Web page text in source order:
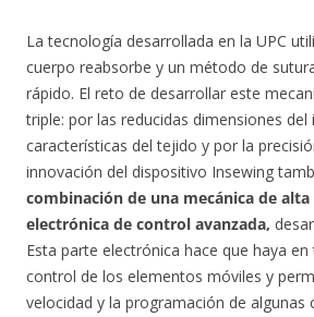
La tecnología desarrollada en la UPC
cuerpo reabsorbe y un método de
rápido. El reto de desarrollar este
triple: por las reducidas dimensiones
características del tejido y por la
innovación del dispositivo Insewing
combinación de una mecánica de
electrónica de control avanzada,
Esta parte electrónica hace que haya
control de los elementos móviles y
velocidad y la programación de algunas